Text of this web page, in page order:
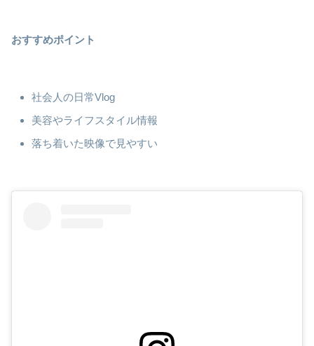
おすすめポイント
社会人の日常Vlog
美容やライフスタイル情報
落ち着いた映像で見やすい